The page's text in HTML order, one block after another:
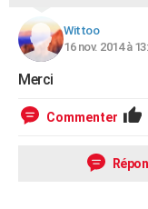
Wittoo
16 nov. 2014 à
Merci
Commenter